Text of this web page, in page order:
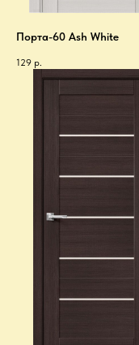
Порта-60 Ash White
129 р.